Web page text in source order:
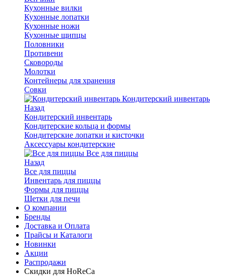
Кухонные вилки
Кухонные лопатки
Кухонные ножи
Кухонные щипцы
Половники
Противени
Сковороды
Молотки
Контейнеры для хранения
Совки
Кондитерский инвентарь
Назад
Кондитерский инвентарь
Кондитерские кольца и формы
Кондитерские лопатки и кисточки
Аксессуары кондитерские
Все для пиццы
Назад
Все для пиццы
Инвентарь для пиццы
Формы для пиццы
Щетки для печи
О компании
Бренды
Доставка и Оплата
Прайсы и Каталоги
Новинки
Акции
Распродажи
Скидки для HoReCa